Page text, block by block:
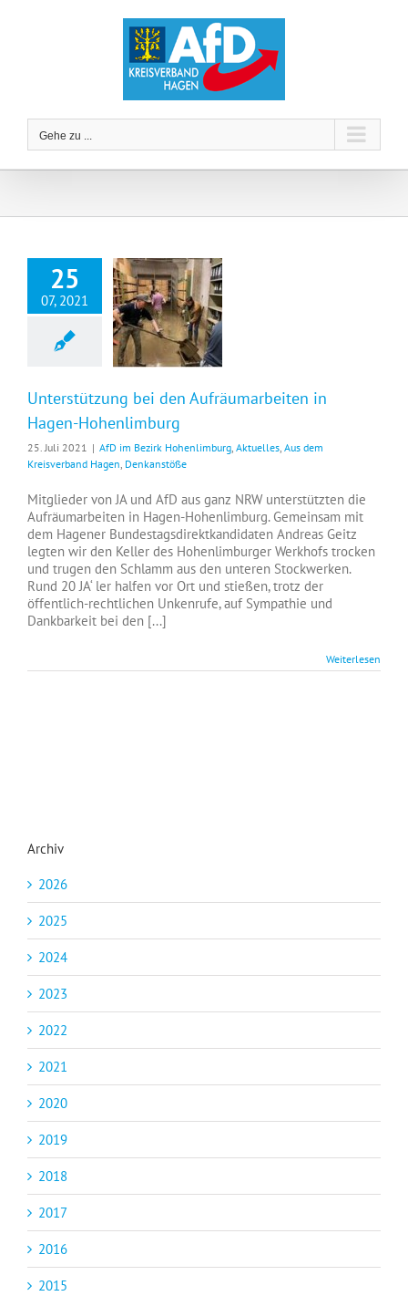
Gehe zu ...
25
07, 2021
Unterstützung bei den Aufräumarbeiten in
Hagen-Hohenlimburg
25. Juli 2021 | AfD im Bezirk Hohenlimburg, Aktuelles, Aus dem
Kreisverband Hagen, Denkanstöße
Mitglieder von JA und AfD aus ganz NRW unterstützten die
Aufräumarbeiten in Hagen-Hohenlimburg. Gemeinsam mit
dem Hagener Bundestagsdirektkandidaten Andreas Geitz
legten wir den Keller des Hohenlimburger Werkhofs trocken
und trugen den Schlamm aus den unteren Stockwerken.
Rund 20 JA‘ ler halfen vor Ort und stießen, trotz der
öffentlich-rechtlichen Unkenrufe, auf Sympathie und
Dankbarkeit bei den [...]
Weiterlesen
Archiv
2026
2025
2024
2023
2022
2021
2020
2019
2018
2017
2016
2015